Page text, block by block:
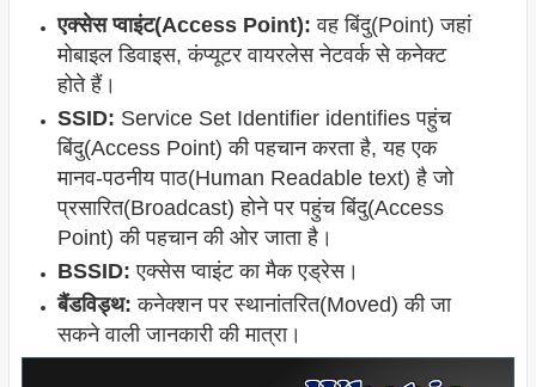
एक्सेस प्वाइंट(Access Point): वह बिंदु(Point) जहां
मोबाइल डिवाइस, कंप्यूटर वायरलेस नेटवर्क से कनेक्ट
होते हैं।
SSID: Service Set Identifier identifies पहुंच
बिंदु(Access Point) की पहचान करता है, यह एक
मानव-पठनीय पाठ(Human Readable text) है जो
प्रसारित(Broadcast) होने पर पहुंच बिंदु(Access
Point) की पहचान की ओर जाता है।
BSSID: एक्सेस प्वाइंट का मैक एड्रेस।
बैंडविड्थ: कनेक्शन पर स्थानांतरित(Moved) की जा
सकने वाली जानकारी की मात्रा।